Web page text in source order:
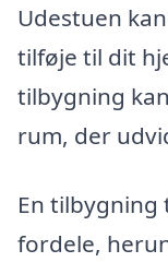
Udestuen
tilføje til dit
tilbygning
rum, der
En tilbygning
fordele,